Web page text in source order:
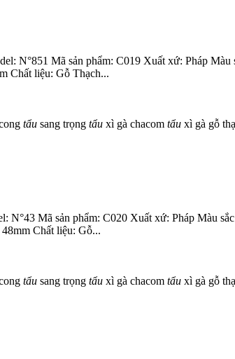
N°851 Mã sản phẩm: C019 Xuất xứ: Pháp
Chất liệu: Gỗ Thạch...
tẩu sang trọng tẩu xì gà chacom tẩu xì gà gỗ
Mã sản phẩm: C020 Xuất xứ: Pháp Màu
Chất liệu: Gỗ...
tẩu sang trọng tẩu xì gà chacom tẩu xì gà gỗ